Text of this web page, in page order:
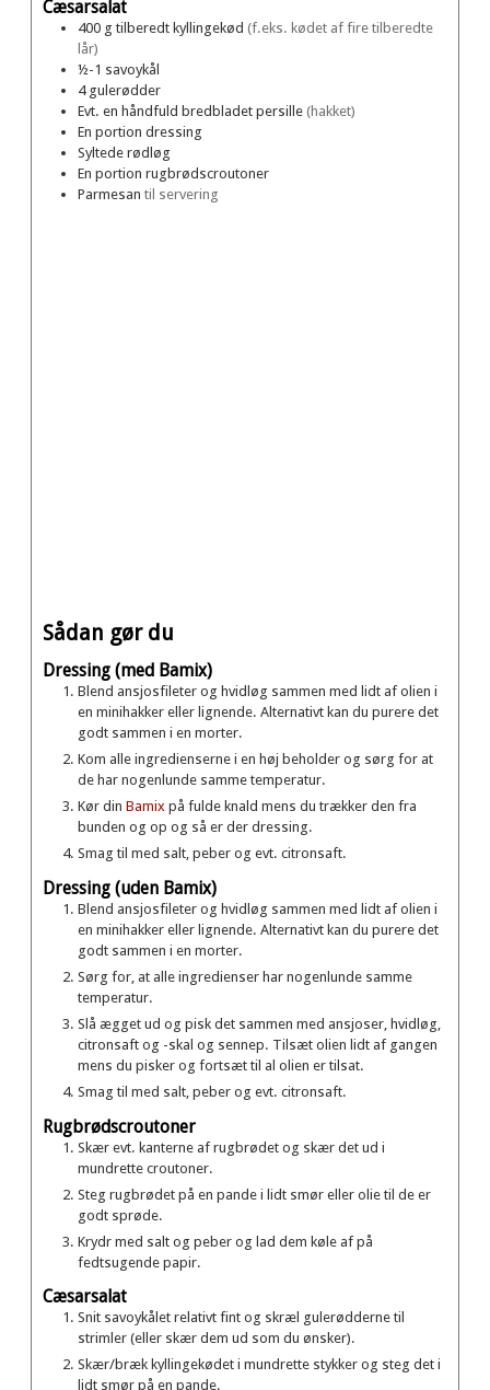
Cæsarsalat
400 g tilberedt kyllingekød (f.eks. kødet af fire tilberedte
lår)
½-1 savoykål
4 gulerødder
Evt. en håndfuld bredbladet persille (hakket)
En portion dressing
Syltede rødløg
En portion rugbrødscroutoner
Parmesan til servering
Sådan gør du
Dressing (med Bamix)
Blend ansjosfileter og hvidløg sammen med lidt af olien i
en minihakker eller lignende. Alternativt kan du purere det
godt sammen i en morter.
Kom alle ingredienserne i en høj beholder og sørg for at
de har nogenlunde samme temperatur.
Kør din Bamix på fulde knald mens du trækker den fra
bunden og op og så er der dressing.
Smag til med salt, peber og evt. citronsaft.
Dressing (uden Bamix)
Blend ansjosfileter og hvidløg sammen med lidt af olien i
en minihakker eller lignende. Alternativt kan du purere det
godt sammen i en morter.
Sørg for, at alle ingredienser har nogenlunde samme
temperatur.
Slå ægget ud og pisk det sammen med ansjoser, hvidløg,
citronsaft og -skal og sennep. Tilsæt olien lidt af gangen
mens du pisker og fortsæt til al olien er tilsat.
Smag til med salt, peber og evt. citronsaft.
Rugbrødscroutoner
Skær evt. kanterne af rugbrødet og skær det ud i
mundrette croutoner.
Steg rugbrødet på en pande i lidt smør eller olie til de er
godt sprøde.
Krydr med salt og peber og lad dem køle af på
fedtsugende papir.
Cæsarsalat
Snit savoykålet relativt fint og skræl gulerødderne til
strimler (eller skær dem ud som du ønsker).
Skær/bræk kyllingekødet i mundrette stykker og steg det i
lidt smør på en pande.